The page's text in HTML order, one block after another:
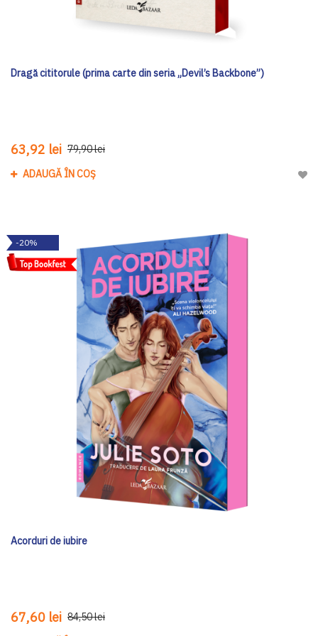
Dragă cititorule (prima carte din seria „Devil’s Backbone”)
63,92 lei 79,90 lei
ADAUGĂ ÎN COȘ
-20%
Acorduri de iubire
67,60 lei 84,50 lei